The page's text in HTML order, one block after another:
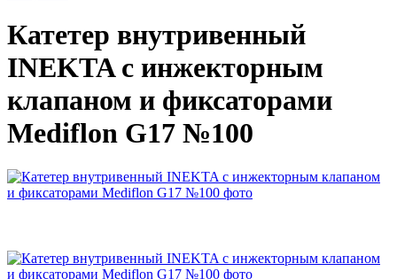
Катетер внутривенный
INEKTA с инжекторным
клапаном и фиксаторами
Mediflon G17 №100